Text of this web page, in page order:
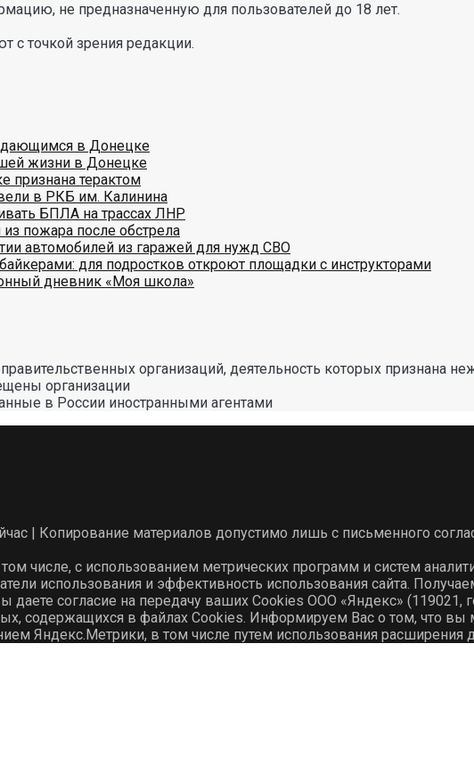
не предназначенную для пользователей до 18 лет.
с точкой зрения редакции.
в Донецке
жизни в Донецке
признана терактом
в РКБ им. Калинина
БПЛА на трассах ЛНР
пожара после обстрела
автомобилей из гаражей для нужд СВО
для подростков откроют площадки с инструкторами
дневник «Моя школа»
организаций, деятельность которых признана
организации
в России иностранными агентами
| Копирование материалов допустимо лишь с письменного
числе, с использованием метрических программ и систем
использования и эффективность использования сайта.
даете согласие на передачу ваших Cookies ООО «Яндекс» (119021,
содержащихся в файлах Cookies. Информируем Вас о том, что вы
Яндекс.Метрики, в том числе путем использования